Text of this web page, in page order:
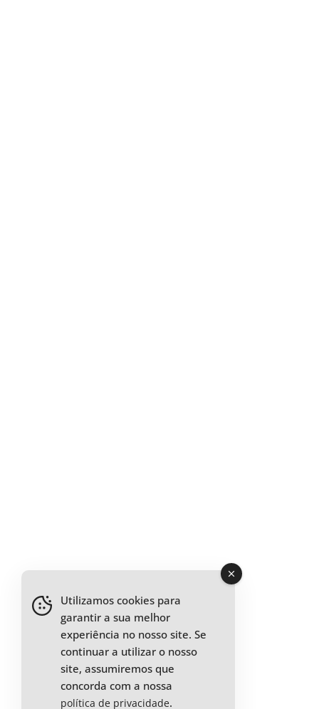
Utilizamos cookies para
garantir a sua melhor
experiência no nosso site. Se
continuar a utilizar o nosso
site, assumiremos que
concorda com a nossa
política de privacidade.